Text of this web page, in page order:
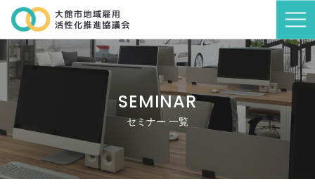
SEMINAR
セミナー 一覧